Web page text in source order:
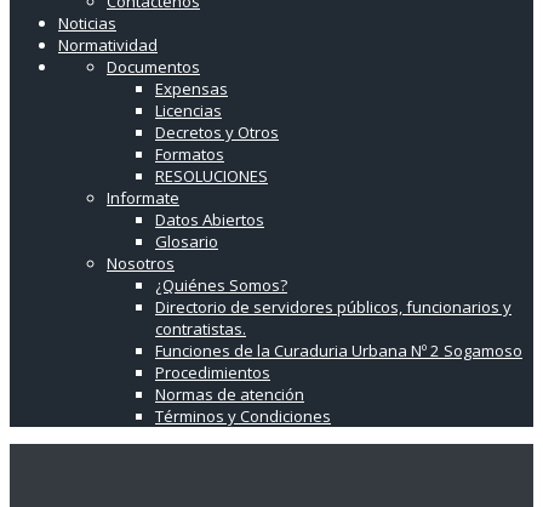
Noticias
Normatividad
Documentos
Expensas
Licencias
Decretos y Otros
Formatos
RESOLUCIONES
Informate
Datos Abiertos
Glosario
Nosotros
¿Quiénes Somos?
Directorio de servidores públicos, funcionarios y
contratistas.
Funciones de la Curaduria Urbana Nº 2 Sogamoso
Procedimientos
Normas de atención
Términos y Condiciones